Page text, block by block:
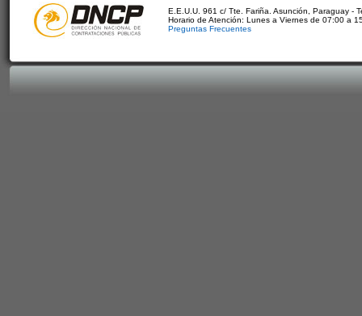
E.E.U.U. 961 c/ Tte. Fariña. Asunción, Paraguay -
Horario de Atención: Lunes a Viernes de 07:00 a
Preguntas Frecuentes